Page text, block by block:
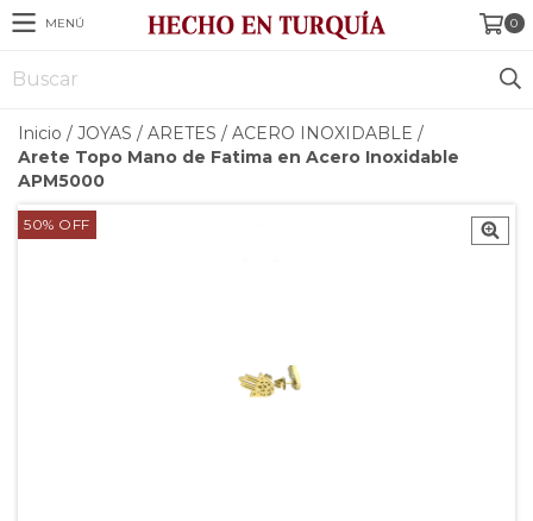
MENÚ 0
Inicio / JOYAS / ARETES / ACERO INOXIDABLE /
Arete Topo Mano de Fatima en Acero Inoxidable
APM5000
50% OFF